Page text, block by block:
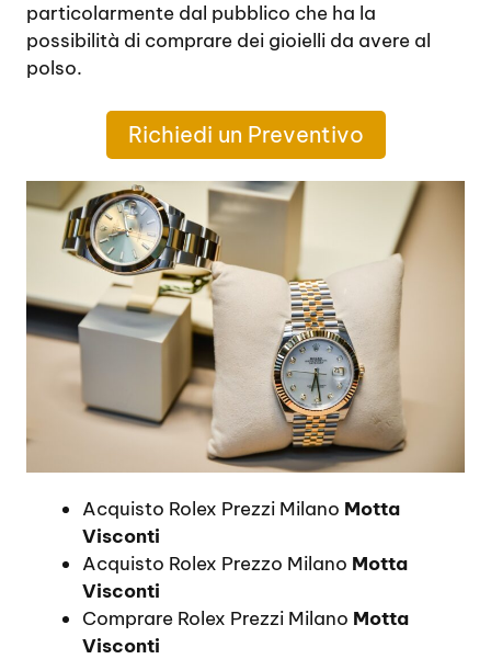
particolarmente dal pubblico che ha la
possibilità di comprare dei gioielli da avere al
polso.
Richiedi un Preventivo
Acquisto Rolex Prezzi Milano Motta
Visconti
Acquisto Rolex Prezzo Milano Motta
Visconti
Comprare Rolex Prezzi Milano Motta
Visconti